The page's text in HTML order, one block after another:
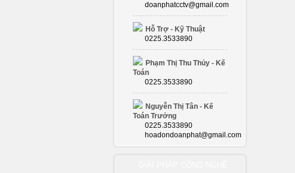
doanphatcctv@gmail.com
Hỗ Trợ - Kỹ Thuật
0225.3533890
Phạm Thị Thu Thủy - Kế
Toán
0225.3533890
Nguyễn Thị Tân - Kế
Toán Trưởng
0225.3533890
hoadondoanphat@gmail.com